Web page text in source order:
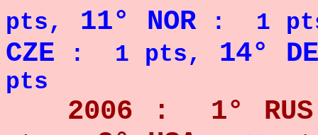
pts, 11° NOR: 1
CZE : 1 pts, 14°
pts
2006 : 1° RUS